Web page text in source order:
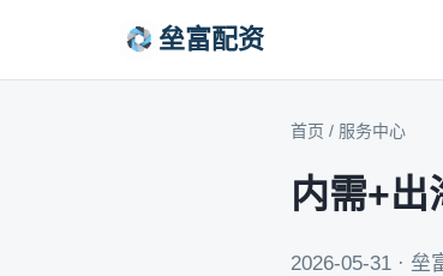
垒富配资
首页 / 服务中心
内需+出
2026-05-31 · 垒